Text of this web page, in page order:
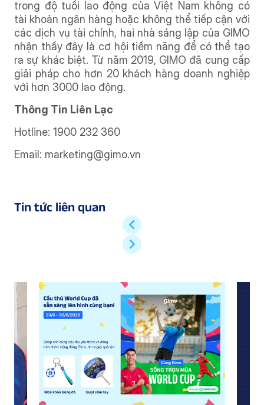
trong độ tuổi lao động của Việt Nam không có
tài khoản ngân hàng hoặc không thể tiếp cận với
các dịch vụ tài chính, hai nhà sáng lập của GIMO
nhận thấy đây là cơ hội tiềm năng để có thể tạo
ra sự khác biệt. Từ năm 2019, GIMO đã cung cấp
giải pháp cho hơn 20 khách hàng doanh nghiệp
với hơn 3000 lao động.
Thông Tin Liên Lạc
Hotline: 1900 232 360
Email: marketing@gimo.vn
Tin tức liên quan